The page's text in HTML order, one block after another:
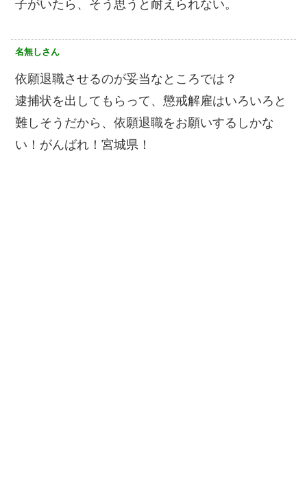
子がいたら、そう思うと耐えられない。
名無しさん
依願退職させるのが妥当なところでは？
逮捕状を出してもらって、懲戒解雇はいろいろと
難しそうだから、依願退職をお願いするしかな
い！がんばれ！宮城県！